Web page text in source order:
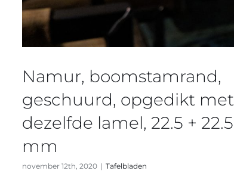
Namur, boomstamrand,
geschuurd, opgedikt met
dezelfde lamel, 22.5 + 22.5
mm
november 12th, 2020 | Tafelbladen